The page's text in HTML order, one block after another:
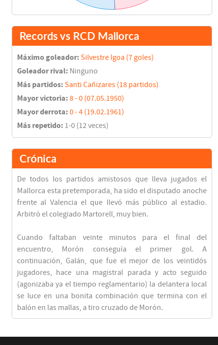
Records vs RCD Mallorca
Máximo goleador: Silvestre Igoa (7 goles)
Goleador rival: Ninguno
Más partidos: Santi Cañizares (18 partidos)
Mayor victoria: 8 - 0 (07.05.1950)
Mayor derrota: 0 - 4 (19.02.1961)
Más repetido: 1-0 (12 veces)
Crónica
De todos los partidos amistosos que lleva jugados el
Mallorca esta pretemporada, ha sido el disputado anoche
frente al Valencia el que llevó más público al estadio.
Arbitró el colegiado Martorell, muy bien.
Cuando faltaban veinte minutos para el final del
encuentro, Morón conseguía el primer gol. A
continuación, Galán, que fue el mejor de los veintidós
jugadores, hace una magistral parada y acto seguido
(agonizaba ya el tiempo reglamentario) la delantera local
se luce en una bonita combinación que termina con el
balón en las mallas, a tiro cruzado de Morón.